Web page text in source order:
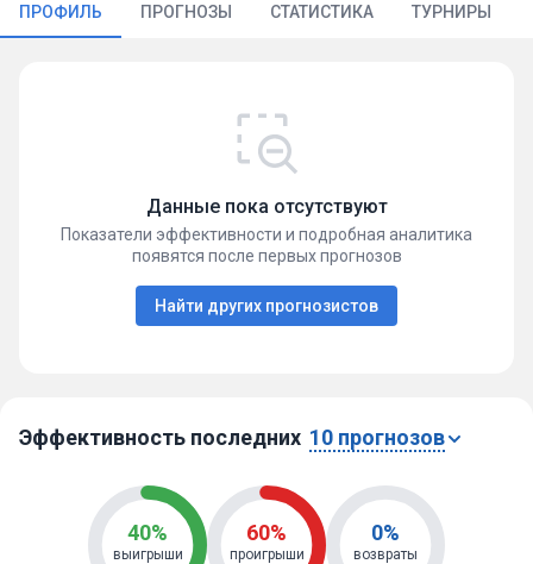
ПРОФИЛЬ ПРОГНОЗЫ СТАТИСТИКА ТУРНИРЫ
Данные пока отсутствуют
Показатели эффективности и подробная аналитика
появятся после первых прогнозов
Найти других прогнозистов
Эффективность последних 10 прогнозов
40%
выигрыши
60%
проигрыши
0%
возвраты